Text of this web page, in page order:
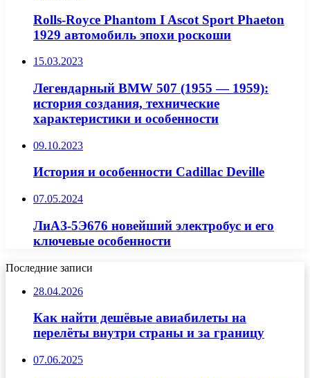
Rolls-Royce Phantom I Ascot Sport Phaeton
1929 автомобиль эпохи роскоши
15.03.2023
Легендарный BMW 507 (1955 — 1959):
история создания, технические
характеристики и особенности
09.10.2023
История и особенности Cadillac Deville
07.05.2024
ЛиАЗ-5Э676 новейший электробус и его
ключевые особенности
Последние записи
28.04.2026
Как найти дешёвые авиабилеты на
перелёты внутри страны и за границу
07.06.2025